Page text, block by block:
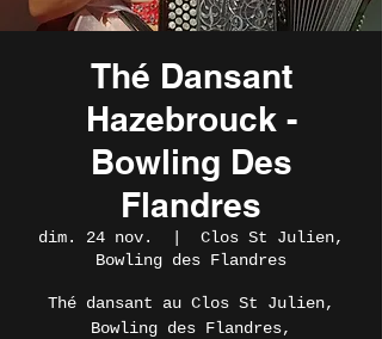
Thé Dansant
Hazebrouck -
Bowling Des
Flandres
dim. 24 nov.
Clos St Julien,
Bowling des Flandres
Thé dansant au Clos St Julien,
Bowling des Flandres,